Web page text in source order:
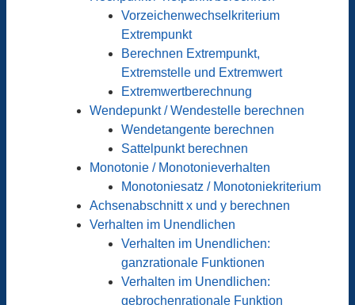
Vorzeichenwechselkriterium
Extrempunkt
Berechnen Extrempunkt,
Extremstelle und Extremwert
Extremwertberechnung
Wendepunkt / Wendestelle berechnen
Wendetangente berechnen
Sattelpunkt berechnen
Monotonie / Monotonieverhalten
Monotoniesatz / Monotoniekriterium
Achsenabschnitt x und y berechnen
Verhalten im Unendlichen
Verhalten im Unendlichen:
ganzrationale Funktionen
Verhalten im Unendlichen:
gebrochenrationale Funktion